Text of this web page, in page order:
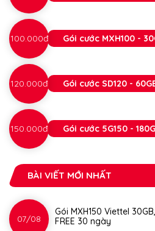
100.000đ Gói cước MXH100 -
120.000đ Gói cước SD120 -
150.000đ Gói cước 5G150 -
BÀI VIẾT MỚI NHẤT
07/08
Gói MXH150 Viettel
FREE 30 ngày